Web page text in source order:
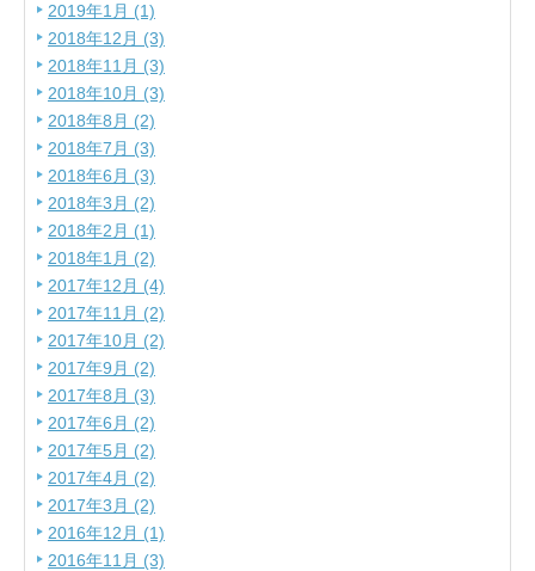
2019年1月 (1)
2018年12月 (3)
2018年11月 (3)
2018年10月 (3)
2018年8月 (2)
2018年7月 (3)
2018年6月 (3)
2018年3月 (2)
2018年2月 (1)
2018年1月 (2)
2017年12月 (4)
2017年11月 (2)
2017年10月 (2)
2017年9月 (2)
2017年8月 (3)
2017年6月 (2)
2017年5月 (2)
2017年4月 (2)
2017年3月 (2)
2016年12月 (1)
2016年11月 (3)